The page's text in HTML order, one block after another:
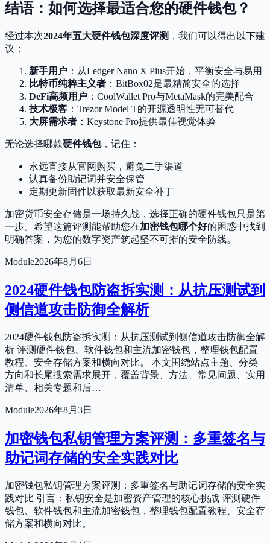
结语：如何选择最适合您的硬件钱包？
经过本次2024年五大硬件钱包深度评测 ，我们可以得出以下建
议：
新手用户 ：从Ledger Nano X Plus开始，平衡安全与易用
比特币纯粹主义者 ：BitBox02是最精简安全的选择
DeFi高频用户 ：CoolWallet Pro与MetaMask的完美配合
技术极客 ：Trezor Model T的开源透明性无可替代
大屏需求者 ：Keystone Pro提供最佳视觉体验
无论选择哪款硬件钱包，记住：
永远直接从官网购买，避免二手渠道
认真备份助记词并安全保管
定期更新固件以获取最新安全补丁
加密货币安全存储是一场持久战，选择正确的硬件钱包只是第
一步。希望这篇评测能帮助您在加密钱包哪个好的困惑中找到
明确答案，为您的数字资产筑起坚不可摧的安全防线。
Module2026年8月6日
2024硬件钱包防盗拆实测：从抗压测试到
侧信道攻击防御全解析
2024硬件钱包防盗拆实测：从抗压测试到侧信道攻击防御全解
析 评测硬件钱包、软件钱包和主流加密钱包，整理钱包配置
教程、安全存储方案和横向对比。 本文围绕站点主题、分类
方向和长尾搜索需求展开，覆盖背景、方法、常见问题、实用
清单、相关专题和后…
Module2026年8月3日
加密钱包私钥管理方案评测：多重签名与
助记词存储的安全实践对比
加密钱包私钥管理方案评测：多重签名与助记词存储的安全实
践对比 引言：私钥安全是加密资产管理的核心挑战 评测硬件
钱包、软件钱包和主流加密钱包，整理钱包配置教程、安全存
储方案和横向对比。